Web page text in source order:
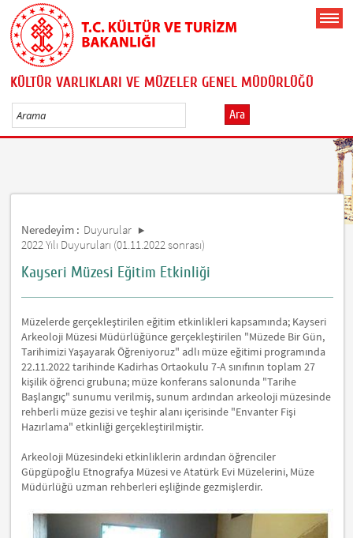
KÜLTÜR VARLIKLARI VE MÜZELER GENEL MÜDÜRLÜĞÜ
Ara
Neredeyim : Duyurular
2022 Yılı Duyuruları (01.11.2022 sonrası)
Kayseri Müzesi Eğitim Etkinliği
Müzelerde gerçekleştirilen eğitim etkinlikleri kapsamında; Kayseri
Arkeoloji Müzesi Müdürlüğünce gerçekleştirilen "Müzede Bir Gün,
Tarihimizi Yaşayarak Öğreniyoruz" adlı müze eğitimi programında
22.11.2022 tarihinde Kadirhas Ortaokulu 7-A sınıfının toplam 27
kişilik öğrenci grubuna; müze konferans salonunda "Tarihe
Başlangıç" sunumu verilmiş, sunum ardından arkeoloji müzesinde
rehberli müze gezisi ve teşhir alanı içerisinde "Envanter Fişi
Hazırlama" etkinliği gerçekleştirilmiştir.
Arkeoloji Müzesindeki etkinliklerin ardından öğrenciler
Güpgüpoğlu Etnografya Müzesi ve Atatürk Evi Müzelerini, Müze
Müdürlüğü uzman rehberleri eşliğinde gezmişlerdir.